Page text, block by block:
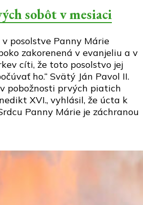
sobôt v mesiaci
posolstve Panny Márie
zakorenená v evanjeliu a v
cíti, že toto posolstvo jej
ho.“ Svätý Ján Pavol II.
pobožnosti prvých piatich
XVI., vyhlásil, že úcta k
Panny Márie je záchranou